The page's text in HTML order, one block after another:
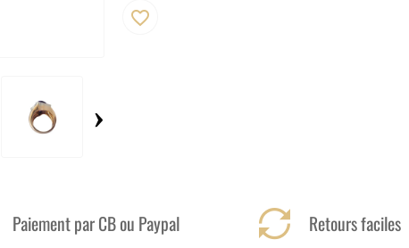
›
favorite_border
Paiement par CB ou Paypal Retours faciles